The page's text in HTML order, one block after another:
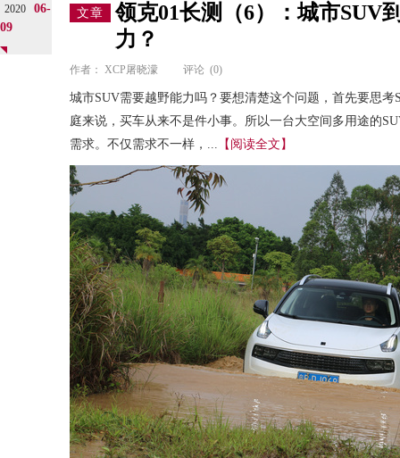
2020
06-
09
文章
领克01长测（6）：城市SUV
力？
作者： XCP屠晓濛 评论 (0)
城市SUV需要越野能力吗？要想清楚这个问题，首先要思
庭来说，买车从来不是件小事。所以一台大空间多用途的
需求。不仅需求不一样，... 【阅读全文】